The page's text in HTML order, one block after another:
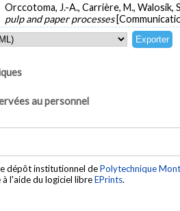
Orccotoma, J.-A., Carrière, M., Walosik,
pulp and paper processes
au personnel
dépôt institutionnel dePolytechnique
l'aide du logiciel libreEPrints.